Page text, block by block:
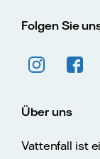
Folgen Sie
Über uns
Vattenfall ist